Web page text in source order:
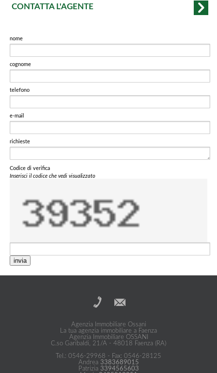
CONTATTA L'AGENTE
nome
cognome
telefono
e-mail
richieste
Codice di verifica
Inserisci il codice che vedi visualizzato
invia
Agenzia Immobiliare Ossani
La tua agenzia immobiliare a Faenza
Agenzia Immobiliare OSSANI
C.so Garibaldi, 21/A - 48018 Faenza (RA)
Tel.: 0546-29968 - Fax: 0546-28125
Andrea 3383689015
Patrizia 3394565603